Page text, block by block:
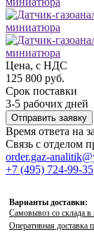
Цена, с НДС
125 800 руб.
Срок поставки
3-5 рабочих дней
Отправить заявку
Время ответа на
Связь с отделом
order.gaz-
+7 (495) 724-99-35
Варианты доставки:
Самовывоз со склада
Оперативная